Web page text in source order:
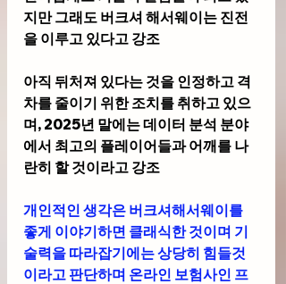
지만 그래도 버크셔 해서웨이는 진전
을 이루고 있다고 강조
아직 뒤처져 있다는 것을 인정하고 격
차를 줄이기 위한 조치를 취하고 있으
며, 2025년 말에는 데이터 분석 분야
에서 최고의 플레이어들과 어깨를 나
란히 할 것이라고 강조
개인적인 생각은 버크셔해서웨이를
좋게 이야기하면 클래식한 것이며 기
술력을 따라잡기에는 상당히 힘들것
이라고 판단하며 온라인 보험사인 프